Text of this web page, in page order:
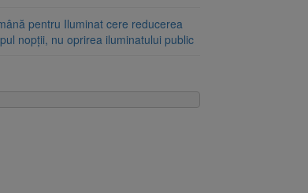
pentru Iluminat cere reducerea
nopții, nu oprirea iluminatului public